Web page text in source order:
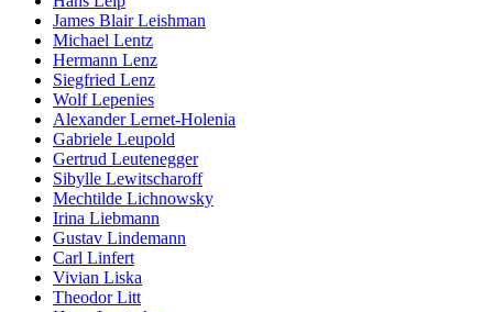
James Blair Leishman
Michael Lentz
Hermann Lenz
Siegfried Lenz
Wolf Lepenies
Alexander Lernet-Holenia
Gabriele Leupold
Gertrud Leutenegger
Sibylle Lewitscharoff
Mechtilde Lichnowsky
Irina Liebmann
Gustav Lindemann
Carl Linfert
Vivian Liska
Theodor Litt